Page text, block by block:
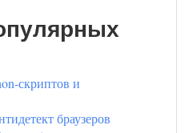
скриптов и
браузеров